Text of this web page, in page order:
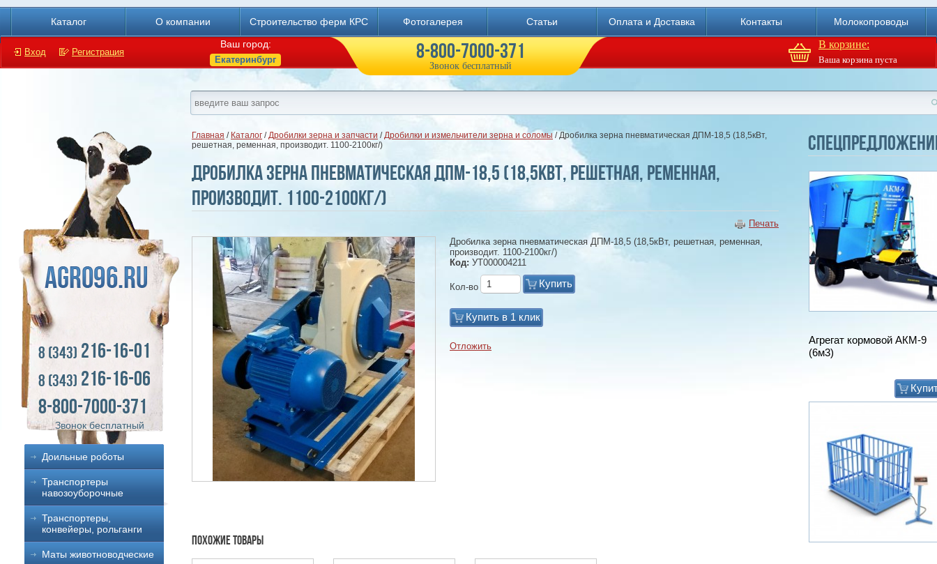
Каталог О компании Строительство ферм КРС Фотогалерея Статьи Оплата и Доставка Контакты Молокопроводы
Вход Регистрация
Ваш город:
Екатеринбург
В корзине:
Ваша корзина пуста
8-800-7000-371
Звонок бесплатный
8 (343) 216-16-01
8 (343) 216-16-06
8-800-7000-371
Звонок бесплатный
Доильные роботы
Транспортеры
навозоуборочные
Транспортеры,
конвейеры, рольганги
Маты животноводческие
Агрегат кормовой АКМ-9
(6м3)
Главная / Каталог /Дробилки зерна и запчасти /Дробилки и измельчители зерна и соломы/ Дробилка зерна пневматическая ДПМ-18,5 (18,5кВт,
решетная, ременная, производит. 1100-2100кг/)
Дробилка зерна пневматическая ДПМ-18,5 (18,5кВт, решетная, ременная,
производит. 1100-2100кг/)
Печать
Дробилка зерна пневматическая ДПМ-18,5 (18,5кВт, решетная, ременная,
производит. 1100-2100кг/)
Код: УТ000004211
Кол-во Купить
Купить в 1 клик
Отложить
Похожие товары